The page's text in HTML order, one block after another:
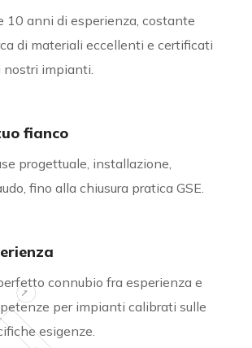
10 anni di esperienza, costante
di materiali eccellenti e certificati
nostri impianti.
fianco
progettuale, installazione,
fino alla chiusura pratica GSE.
connubio fra esperienza e
per impianti calibrati sulle
esigenze.